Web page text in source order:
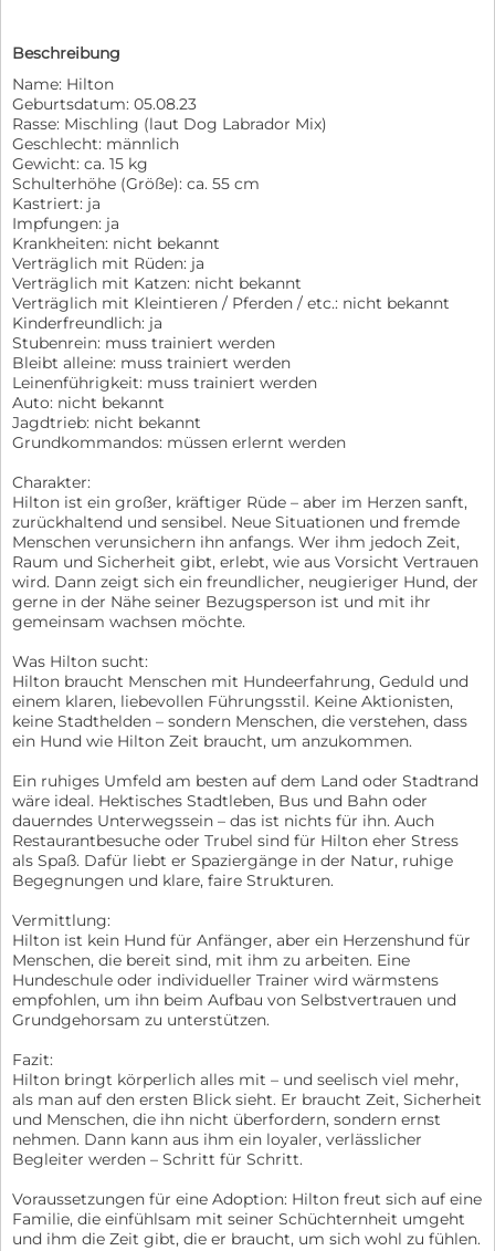
Beschreibung
Name: Hilton
Geburtsdatum: 05.08.23
Rasse: Mischling (laut Dog Labrador Mix)
Geschlecht: männlich
Gewicht: ca. 15 kg
Schulterhöhe (Größe): ca. 55 cm
Kastriert: ja
Impfungen: ja
Krankheiten: nicht bekannt
Verträglich mit Rüden: ja
Verträglich mit Katzen: nicht bekannt
Verträglich mit Kleintieren / Pferden / etc.: nicht bekannt
Kinderfreundlich: ja
Stubenrein: muss trainiert werden
Bleibt alleine: muss trainiert werden
Leinenführigkeit: muss trainiert werden
Auto: nicht bekannt
Jagdtrieb: nicht bekannt
Grundkommandos: müssen erlernt werden
Charakter:
Hilton ist ein großer, kräftiger Rüde – aber im Herzen sanft,
zurückhaltend und sensibel. Neue Situationen und fremde
Menschen verunsichern ihn anfangs. Wer ihm jedoch Zeit,
Raum und Sicherheit gibt, erlebt, wie aus Vorsicht Vertrauen
wird. Dann zeigt sich ein freundlicher, neugieriger Hund, der
gerne in der Nähe seiner Bezugsperson ist und mit ihr
gemeinsam wachsen möchte.
Was Hilton sucht:
Hilton braucht Menschen mit Hundeerfahrung, Geduld und
einem klaren, liebevollen Führungsstil. Keine Aktionisten,
keine Stadthelden – sondern Menschen, die verstehen, dass
ein Hund wie Hilton Zeit braucht, um anzukommen.
Ein ruhiges Umfeld am besten auf dem Land oder Stadtrand
wäre ideal. Hektisches Stadtleben, Bus und Bahn oder
dauerndes Unterwegssein – das ist nichts für ihn. Auch
Restaurantbesuche oder Trubel sind für Hilton eher Stress
als Spaß. Dafür liebt er Spaziergänge in der Natur, ruhige
Begegnungen und klare, faire Strukturen.
Vermittlung:
Hilton ist kein Hund für Anfänger, aber ein Herzenshund für
Menschen, die bereit sind, mit ihm zu arbeiten. Eine
Hundeschule oder individueller Trainer wird wärmstens
empfohlen, um ihn beim Aufbau von Selbstvertrauen und
Grundgehorsam zu unterstützen.
Fazit:
Hilton bringt körperlich alles mit – und seelisch viel mehr,
als man auf den ersten Blick sieht. Er braucht Zeit, Sicherheit
und Menschen, die ihn nicht überfordern, sondern ernst
nehmen. Dann kann aus ihm ein loyaler, verlässlicher
Begleiter werden – Schritt für Schritt.
Voraussetzungen für eine Adoption: Hilton freut sich auf eine
Familie, die einfühlsam mit seiner Schüchternheit umgeht
und ihm die Zeit gibt, die er braucht, um sich wohl zu fühlen.